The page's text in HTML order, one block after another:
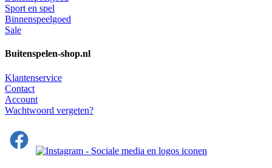
Sport en spel
Binnenspeelgoed
Sale
Buitenspelen-shop.nl
Klantenservice
Contact
Account
Wachtwoord vergeten?